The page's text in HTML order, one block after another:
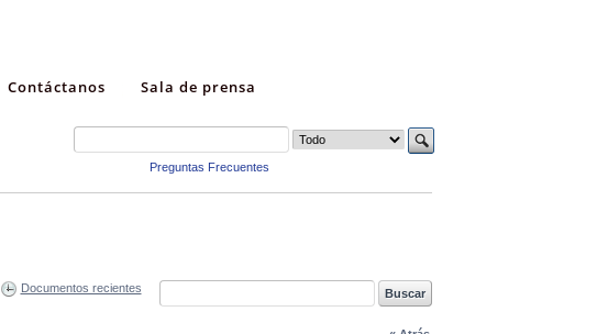
Contáctanos Sala de prensa
Preguntas Frecuentes
Documentos recientes